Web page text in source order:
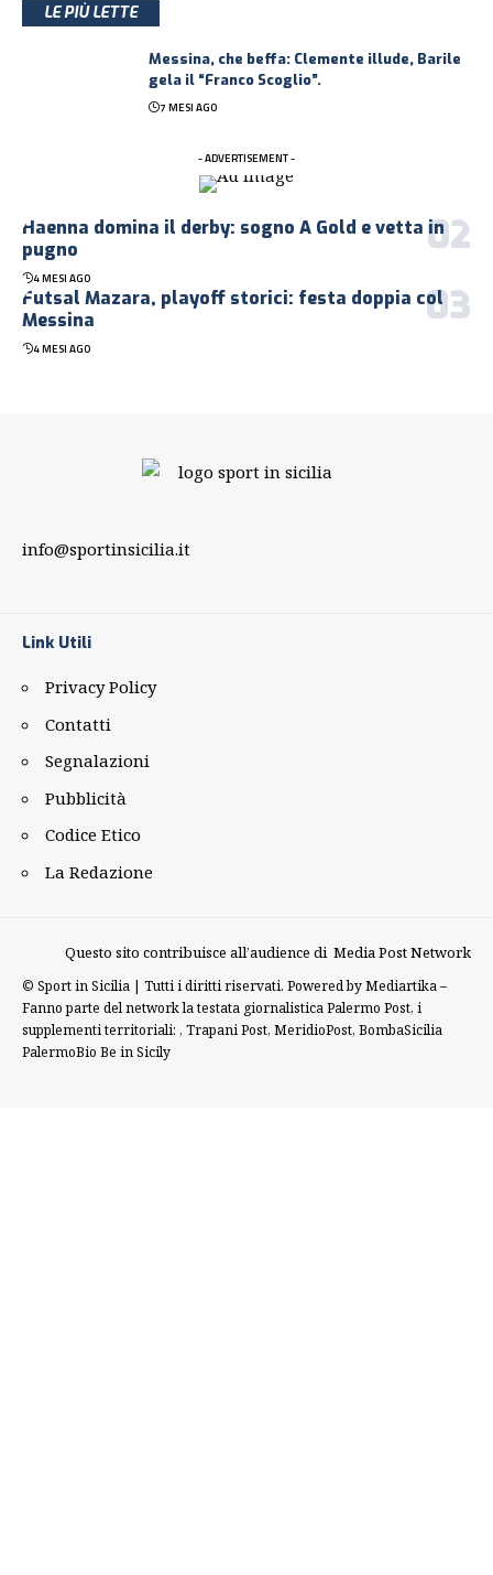
LE PIÙ LETTE
Messina, che beffa: Clemente illude, Barile
gela il “Franco Scoglio”.
7 MESI AGO
- ADVERTISEMENT -
Haenna domina il derby: sogno A Gold e vetta in
pugno
4 MESI AGO
Futsal Mazara, playoff storici: festa doppia col
Messina
4 MESI AGO
info@sportinsicilia.it
Link Utili
Privacy Policy
Contatti
Segnalazioni
Pubblicità
Codice Etico
La Redazione
Questo sito contribuisce all’audience di Media Post Network
© Sport in Sicilia | Tutti i diritti riservati. Powered byMediartika–
Fanno parte del network la testata giornalisticaPalermo Post, i
supplementi territoriali: , Trapani Post, MeridioPost, BombaSicilia
PalermoBio Be in Sicily